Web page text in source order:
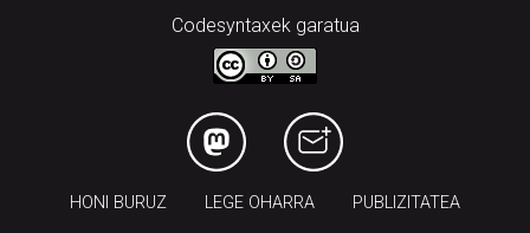
Codesyntaxek garatua
HONI BURUZ LEGE OHARRA PUBLIZITATEA